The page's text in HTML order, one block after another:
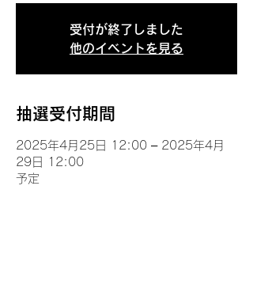
受付が終了しました
他のイベントを見る
抽選受付期間
2025年4月25日 12:00 – 2025年4月
29日 12:00
予定